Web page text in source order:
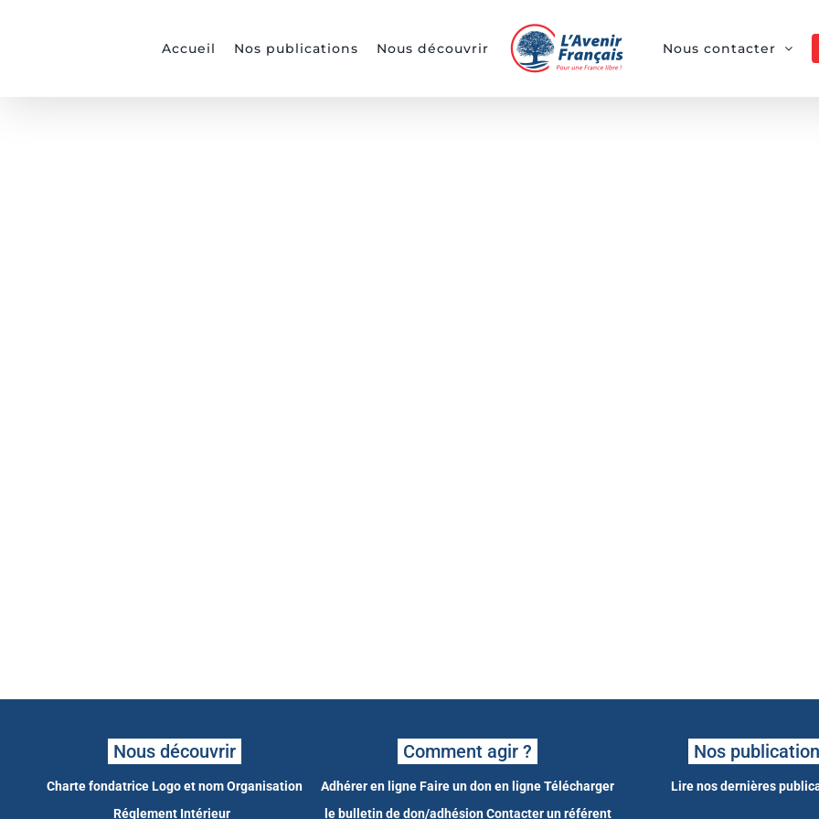
Accueil Nos publications Nous découvrir Nous contacter
Nous découvrir
Charte fondatrice Logo et nom Organisation
Réglement Intérieur
Comment agir ?
Adhérer en ligneFaire un don en ligneTélécharger
le bulletin de don/adhésion Contacter un référent
Nos
Lire nos dernières